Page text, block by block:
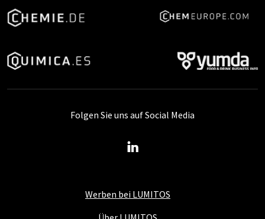
Werben bei LUMITOS
Folgen Sie uns auf Social Media